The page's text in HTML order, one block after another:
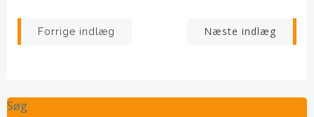
Indlægsnavigation
Forrige indlæg Næste indlæg
Søg